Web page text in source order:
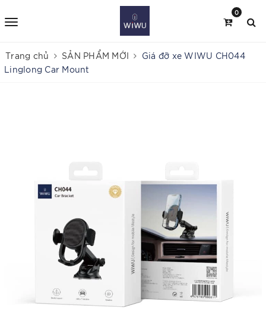
0
Trang chủ SẢN PHẨM MỚI
Giá đỡ xe WIWU CH044
Linglong Car Mount